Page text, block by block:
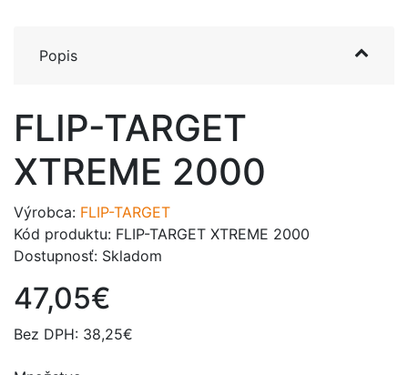
Popis
FLIP-TARGET
XTREME 2000
Výrobca: FLIP-TARGET
Kód produktu: FLIP-TARGET XTREME 2000
Dostupnosť: Skladom
47,05€
Bez DPH: 38,25€